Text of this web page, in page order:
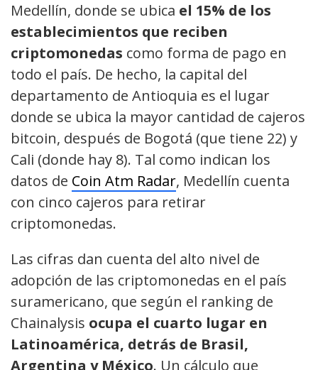
Medellín, donde se ubica el 15% de los
establecimientos que reciben
criptomonedas como forma de pago en
todo el país. De hecho, la capital del
departamento de Antioquia es el lugar
donde se ubica la mayor cantidad de cajeros
bitcoin, después de Bogotá (que tiene 22) y
Cali (donde hay 8). Tal como indican los
datos de Coin Atm Radar, Medellín cuenta
con cinco cajeros para retirar
criptomonedas.
Las cifras dan cuenta del alto nivel de
adopción de las criptomonedas en el país
suramericano, que según el ranking de
Chainalysis ocupa el cuarto lugar en
Latinoamérica, detrás de Brasil,
Argentina y México. Un cálculo que